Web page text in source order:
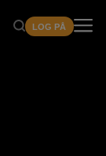
LOG PÅ